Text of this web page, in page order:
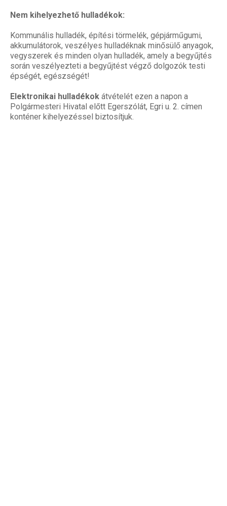
Nem kihelyezhető hulladékok:
Kommunális hulladék, építési törmelék, gépjárműgumi,
akkumulátorok, veszélyes hulladéknak minősülő anyagok,
vegyszerek és minden olyan hulladék, amely a begyűjtés
során veszélyezteti a begyűjtést végző dolgozók testi
épségét, egészségét!
Elektronikai hulladékok átvételét ezen a napon a
Polgármesteri Hivatal előtt Egerszólát, Egri u. 2. címen
konténer kihelyezéssel biztosítjuk.